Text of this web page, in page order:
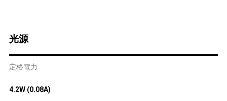
光源
定格電力
4.2W (0.08A)